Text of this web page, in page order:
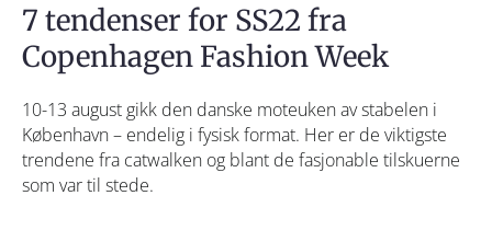
7 tendenser for SS22 fra
Copenhagen Fashion Week
10-13 august gikk den danske moteuken av stabelen i
København – endelig i fysisk format. Her er de viktigste
trendene fra catwalken og blant de fasjonable tilskuerne
som var til stede.